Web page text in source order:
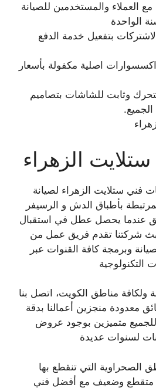
مع العملاء والمستخدمين للصيانة
الواحدة
بتفعيل خدمة الدفع
اصلية مكفولة بأسعار
وثابت للشاشات بتصاميم
الزهراء
ستلايت الزهراء لصيانة
بأطباق الدش و الرسيفر
عندما يحصل عطل في استقبال
شركتنا تقدم فريق عمل من
وبرمجة كافة القنوات عبر
التكنولوجية
ولكافة مناطق الكويت، اتصل بنا
معدودة منجزين أعمالنا بدقة
للجميع متميزين بوجود عروض
لسنوات عديدة
الصحراوية التي تنقطع بها
متقطع وضعيف مع أفضل فني